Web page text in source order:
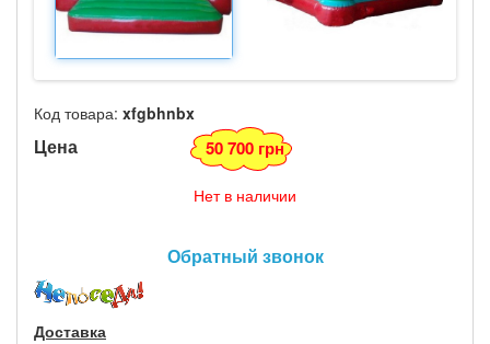
Код товара: xfgbhnbx
Цена 50 700 грн
Нет в наличии
Обратный звонок
Доставка